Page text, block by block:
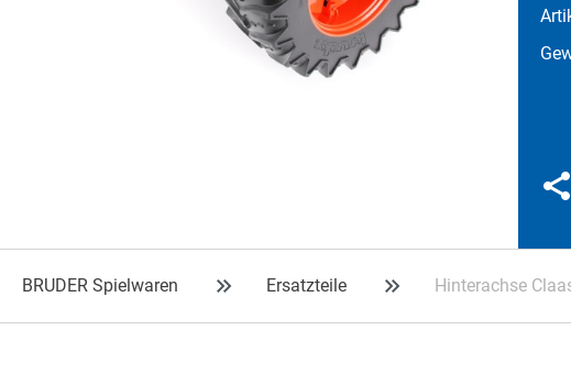
BRUDER Spielwaren Ersatzteile Hinterachse